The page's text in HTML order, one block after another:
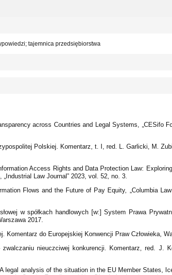
tajemnica przedsiębiorstwa
across Countries and Legal Systems, „CESifo
Polskiej. Komentarz, t. I, red. L. Garlicki, M.
Access Rights and Data Protection Law:
Law Journal” 2023, vol. 52, no. 3.
Flows and the Future of Pay Equity, „Columbia Law
w spółkach handlowych [w:] System Prawa
2017.
Komentarz do Europejskiej Konwencji Praw Człowieka,
nieuczciwej konkurencji. Komentarz, red. J.
legal analysis of the situation in the EU Member States,